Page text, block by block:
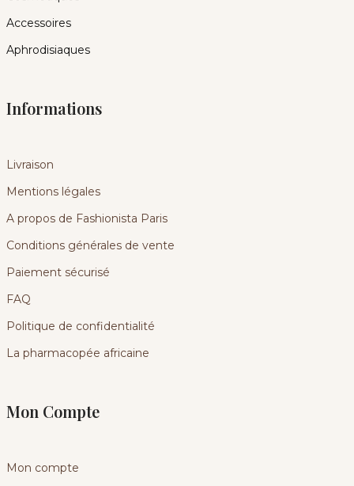
Accessoires
Aphrodisiaques
Informations
Livraison
Mentions légales
A propos de Fashionista Paris
Conditions générales de vente
Paiement sécurisé
FAQ
Politique de confidentialité
La pharmacopée africaine
Mon Compte
Mon compte